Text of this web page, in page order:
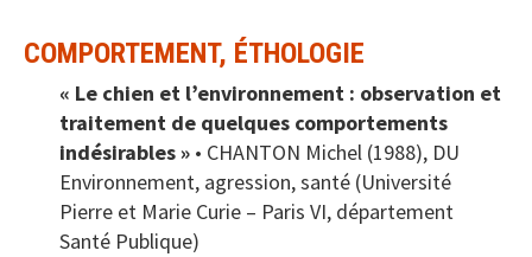
COMPORTEMENT, ÉTHOLOGIE
« Le chien et l’environnement : observation et
traitement de quelques comportements
indésirables » • CHANTON Michel (1988), DU
Environnement, agression, santé (Université
Pierre et Marie Curie – Paris VI, département
Santé Publique)